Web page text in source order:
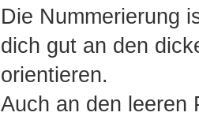
Die Nummerierung
dich gut an den
orientieren.
Auch an den leeren